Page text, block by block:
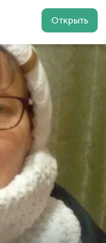
Открыть
области